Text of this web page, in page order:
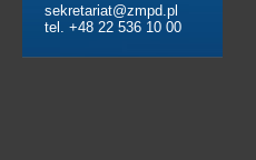
sekretariat@zmpd.pl
tel. +48 22 536 10 00